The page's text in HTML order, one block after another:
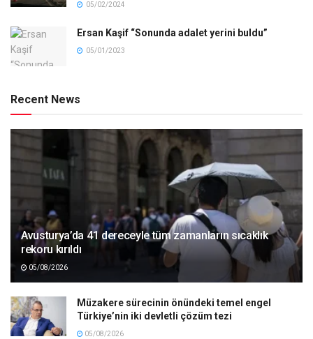
05/02/2024
Ersan Kaşif “Sonunda adalet yerini buldu”
05/01/2023
Recent News
Avusturya’da 41 dereceyle tüm zamanların sıcaklık
rekoru kırıldı
05/08/2026
Müzakere sürecinin önündeki temel engel
Türkiye’nin iki devletli çözüm tezi
05/08/2026